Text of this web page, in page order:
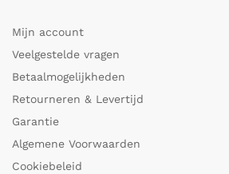
Mijn account
Veelgestelde vragen
Betaalmogelijkheden
Retourneren & Levertijd
Garantie
Algemene Voorwaarden
Cookiebeleid